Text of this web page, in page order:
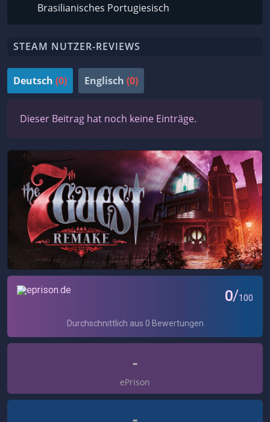
Brasilianisches Portugiesisch
STEAM NUTZER-REVIEWS
Deutsch (0) Englisch (0)
Dieser Beitrag hat noch keine Einträge.
-
ePrison